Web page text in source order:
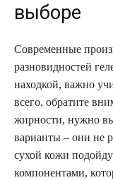
выборе
Современные
разновидностей
находкой, важно
всего, обратите
жирности, нужно
варианты – они не
сухой кожи
компонентами,